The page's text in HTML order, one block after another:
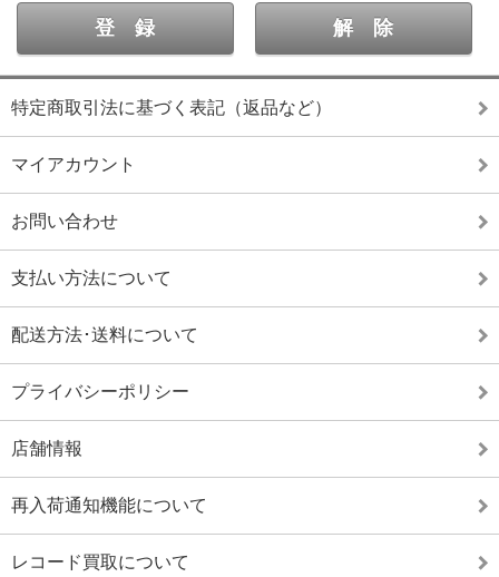
特定商取引法に基づく表記（返品など）
マイアカウント
お問い合わせ
支払い方法について
配送方法･送料について
プライバシーポリシー
店舗情報
再入荷通知機能について
レコード買取について